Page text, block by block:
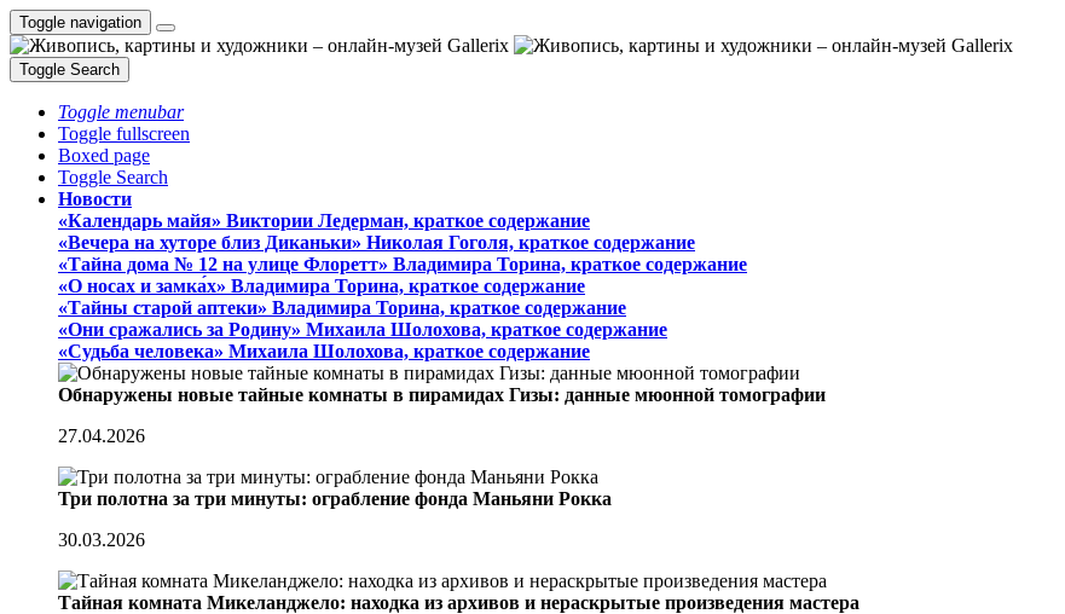
Toggle navigation
Toggle Search
Toggle menubar
Toggle fullscreen
Boxed page
Toggle Search
Новости
«Календарь майя» Виктории Ледерман, краткое содержание
«Вечера на хуторе близ Диканьки» Николая Гоголя, краткое содержание
«Тайна дома № 12 на улице Флоретт» Владимира Торина, краткое содержание
«О носах и замка́х» Владимира Торина, краткое содержание
«Тайны старой аптеки» Владимира Торина, краткое содержание
«Они сражались за Родину» Михаила Шолохова, краткое содержание
«Судьба человека» Михаила Шолохова, краткое содержание
Обнаружены новые тайные комнаты в пирамидах Гизы: данные мюонной томографии
27.04.2026
Три полотна за три минуты: ограбление фонда Маньяни Рокка
30.03.2026
Тайная комната Микеланджело: находка из архивов и нераскрытые произведения мастера